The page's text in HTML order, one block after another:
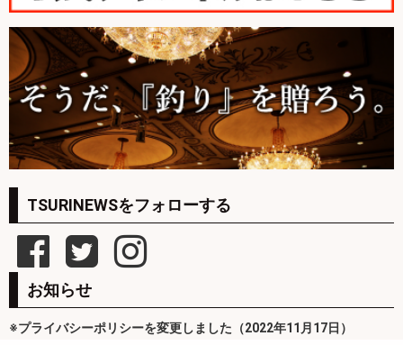
TSURINEWSをフォローする
お知らせ
※プライバシーポリシーを変更しました（2022年11月17日）